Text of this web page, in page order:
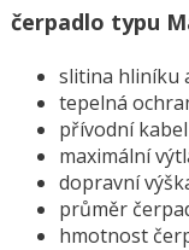
čerpadlo typu
slitina hliníku
tepelná
přívodní
maximální
dopravní
průměr
hmotnost